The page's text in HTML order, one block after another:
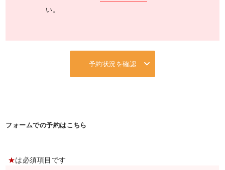
い。
予約状況を確認
フォームでの予約はこちら
★は必須項目です